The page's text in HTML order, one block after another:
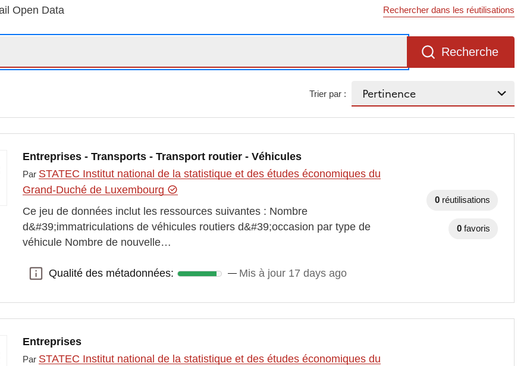
Open Data Rechercher dans les réutilisations
Recherche
Trier par :
Entreprises - Transports - Transport routier - Véhicules
Par STATEC Institut national de la statistique et des études économiques du
Grand-Duché de Luxembourg
Ce jeu de données inclut les ressources suivantes : Nombre
d&#39;immatriculations de véhicules routiers d&#39;occasion par type de
véhicule Nombre de nouvelle…
Qualité des métadonnées:
Qualité des métadonnées: Mis à jour 17 days ago
0 réutilisations
0 favoris
Entreprises
Par STATEC Institut national de la statistique et des études économiques du